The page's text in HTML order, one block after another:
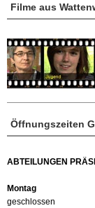
Öffnungszeiten
ABTEILUNGEN
Montag
geschlossen
Filme aus